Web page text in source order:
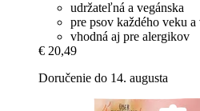
udržateľná a vegánska
pre psov každého veku
vhodná aj pre alergikov
€ 20,49
Doručenie do 14. augusta